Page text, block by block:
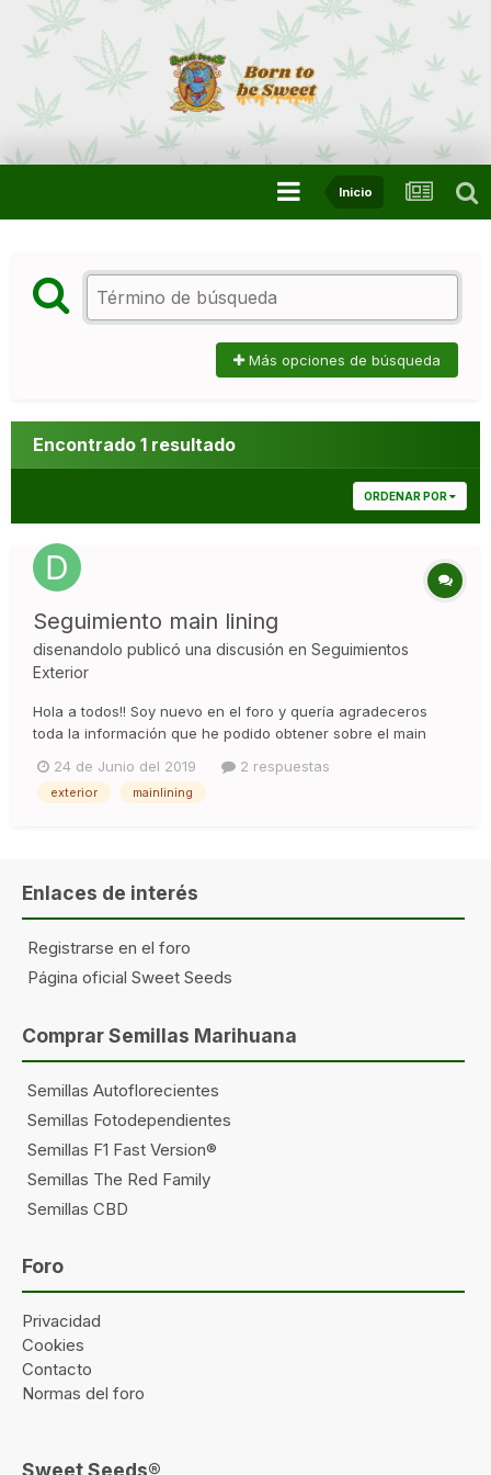
Inicio
Más opciones de búsqueda
Encontrado 1 resultado
ORDENAR POR
Seguimiento main lining
disenandolo publicó una discusión en Seguimientos
Exterior
Hola a todos!! Soy nuevo en el foro y quería agradeceros
toda la información que he podido obtener sobre el main
mayor rendimiento y mejor cosecha. La semilla la planté a
primeros de mayo. Ya le he dado tres cortes obteniendo 8
24 de Junio del 2019 2 respuestas
exterior mainlining
Enlaces de interés
Registrarse en el foro
Página oficial Sweet Seeds
Comprar Semillas Marihuana
Semillas Autoflorecientes
Semillas Fotodependientes
Semillas F1 Fast Version®
Semillas The Red Family
Semillas CBD
Foro
Privacidad
Cookies
Contacto
Normas del foro
Sweet Seeds®